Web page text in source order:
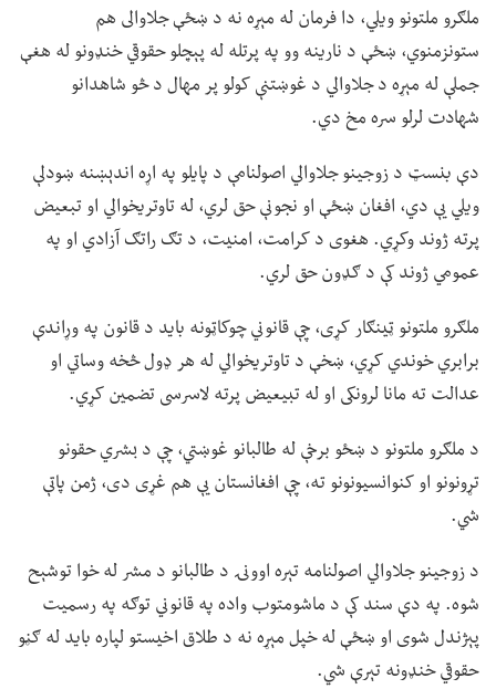
ملګرو ملتونو ویلي، دا فرمان له مېړه نه د ښځې جلاوالی هم
ستونزمنوي، ښځې د نارینه وو په پرتله له پېچلو حقوقي خنډونو له هغې
جملې له مېړه د جلاوالي د غوښتنې کولو پر مهال د څو شاهدانو
شهادت لرلو سره مخ دي.
دې بنسټ د زوجینو جلاوالي اصولنامې د پایلو په اړه اندېښنه ښودلې
ویلي یې دي، افغان ښځې او نجونې حق لري، له تاوتریخوالي او تبعیض
پرته ژوند وکړي. هغوی د کرامت، امنیت، د تګ راتګ آزادي او په
عمومي ژوند کې د ګډون حق لري.
ملګرو ملتونو ټینګار کړی، چې قانوني چوکاټونه باید د قانون په وړاندې
برابري خوندي کړي، ښخې د تاوتریخوالي له هر ډول څخه وساتي او
عدالت ته مانا لرونکی او له تبیعیض پرته لاسرسی تضمین کړي.
د ملګرو ملتونو د ښځو برخې له طالبانو غوښتي، چې د بشري حقونو
تړونونو او کنوانسیونونو ته، چې افغانستان یې هم غړی دی، ژمن پاتې
شي.
د زوجینو جلاوالي اصولنامه تېره اوونۍ د طالبانو د مشر له خوا توشېح
شوه. په دې سند کې د ماشومتوب واده په قانوني توګه په رسمیت
پېژندل شوی او ښځې له خپل مېړه نه د طلاق اخیستو لپاره باید له ګڼو
حقوقي خنډونه تېرې شي.